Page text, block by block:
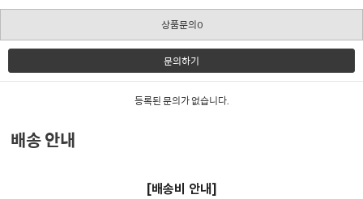
상품문의0
문의하기
등록된 문의가 없습니다.
배송 안내
[배송비 안내]